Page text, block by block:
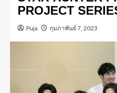
PROJECT
Puja กุมภาพันธ์ 7, 2023